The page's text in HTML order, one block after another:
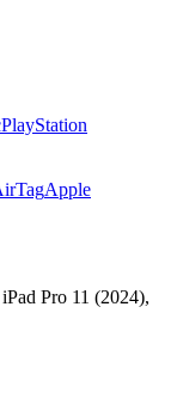
PlayStation
Apple
Pro 11 (2024),